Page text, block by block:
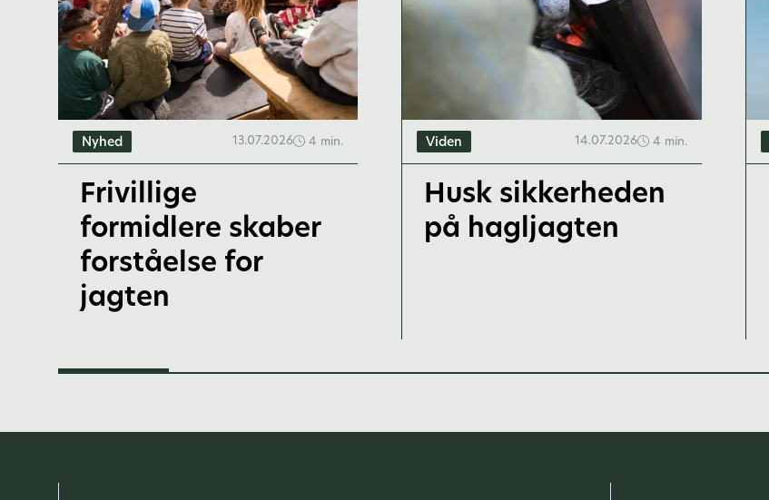
Nyhed 13.07.2026 4 min.
Frivillige
formidlere skaber
forståelse for
jagten
Viden 14.07.2026 4 min.
Husk sikkerheden
på hagljagten